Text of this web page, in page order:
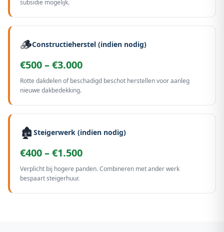
subsidie mogelijk.
🪵Constructieherstel (indien nodig)
€500 – €3.000
Rotte dakdelen of beschadigd beschot herstellen voor aanleg
nieuwe dakbedekking.
🏚️ Steigerwerk (indien nodig)
€400 – €1.500
Verplicht bij hogere panden. Combineren met ander werk
bespaart steigerhuur.